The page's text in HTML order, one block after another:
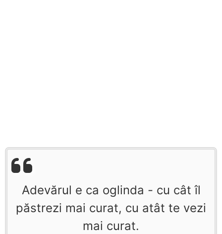
Adevărul e ca oglinda - cu cât îl
păstrezi mai curat, cu atât te vezi
mai curat.